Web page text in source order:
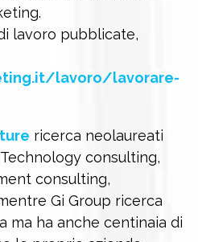
lavoro pubblicate,
lavoro/lavorare-
ricerca neolaureati
consulting,
consulting,
Gi Group ricerca
ma ha anche centinaia di